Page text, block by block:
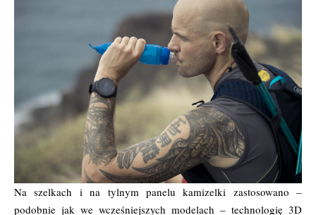
Na szelkach i na tylnym panelu kamizelki zastosowano –
podobnie jak we wcześniejszych modelach – technologię 3D